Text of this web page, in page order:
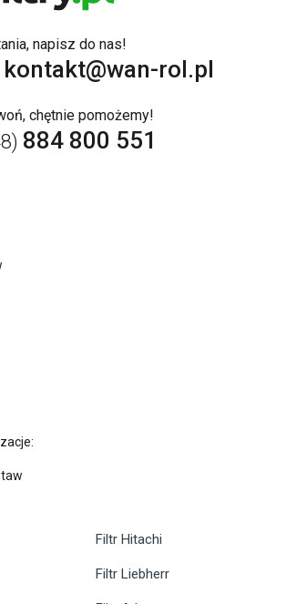
napisz do nas!
kontakt@wan-rol.pl
chętnie pomożemy!
884 800 551
Filtr Hitachi
Filtr Liebherr